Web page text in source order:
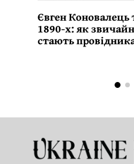
Євген Коновалець
1890-х: як
стають